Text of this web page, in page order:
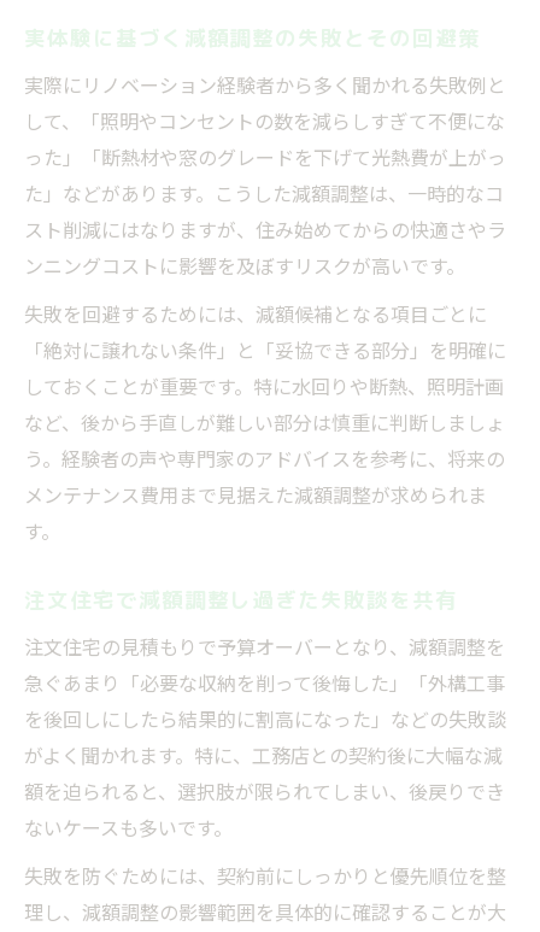
実体験に基づく減額調整の失敗とその回避策
実際にリノベーション経験者から多く聞かれる失敗例と
して、「照明やコンセントの数を減らしすぎて不便にな
った」「断熱材や窓のグレードを下げて光熱費が上がっ
た」などがあります。こうした減額調整は、一時的なコ
スト削減にはなりますが、住み始めてからの快適さやラ
ンニングコストに影響を及ぼすリスクが高いです。
失敗を回避するためには、減額候補となる項目ごとに
「絶対に譲れない条件」と「妥協できる部分」を明確に
しておくことが重要です。特に水回りや断熱、照明計画
など、後から手直しが難しい部分は慎重に判断しましょ
う。経験者の声や専門家のアドバイスを参考に、将来の
メンテナンス費用まで見据えた減額調整が求められま
す。
注文住宅で減額調整し過ぎた失敗談を共有
注文住宅の見積もりで予算オーバーとなり、減額調整を
急ぐあまり「必要な収納を削って後悔した」「外構工事
を後回しにしたら結果的に割高になった」などの失敗談
がよく聞かれます。特に、工務店との契約後に大幅な減
額を迫られると、選択肢が限られてしまい、後戻りでき
ないケースも多いです。
失敗を防ぐためには、契約前にしっかりと優先順位を整
理し、減額調整の影響範囲を具体的に確認することが大